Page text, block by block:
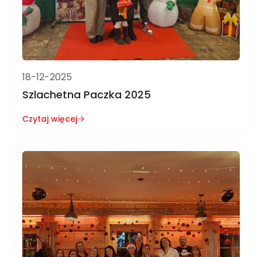
18-12-2025
Szlachetna Paczka 2025
Czytaj więcej